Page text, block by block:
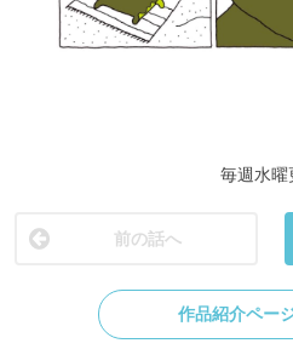
毎週水曜
前の話へ
作品紹介ペー